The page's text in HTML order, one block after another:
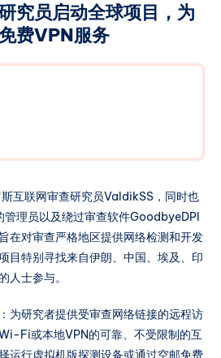
究员启动全球项目，为
费VPN服务
斯互联网审查研究员ValdikSS，同时也
理员以及绕过审查软件GoodbyeDPI
在对审查严格地区提供网络检测和开发
目特别寻找来自伊朗、中国、埃及、印
人士参与。
为研究者提供受审查网络链接的远程访
Fi或本地VPN的可靠、不受限制的互
运行虚拟机版探测设备或通过空邮免费